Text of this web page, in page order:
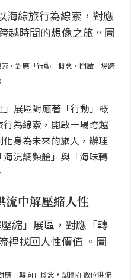
，對應「行動」概念，開啟一場跨
展區對應著「行動」概
為線索，開啟一場跨越
身為未來的旅人，辦理
況調頻艙」與「海味轉
流中解壓縮人性
應「轉向」概念，試圖在數位洪流